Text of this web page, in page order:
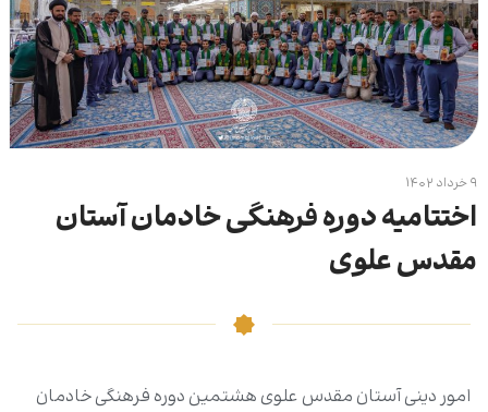
۹ خرداد ۱۴۰۲
اختتامیه دوره فرهنگی خادمان آستان
مقدس علوی
امور دینی آستان مقدس علوی هشتمین دوره فرهنگی خادمان